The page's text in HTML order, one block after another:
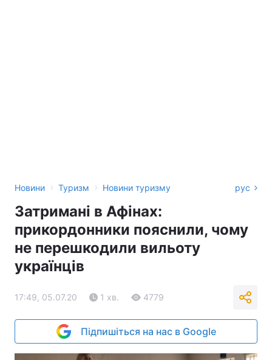
Новини › Туризм › Новини туризму рус
Затримані в Афінах:
прикордонники пояснили, чому
не перешкодили вильоту
українців
17:49, 05.07.20 1 хв. 4779
Підпишіться на нас в Google